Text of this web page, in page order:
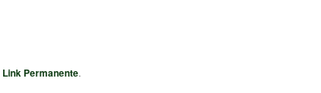
Link Permanente.